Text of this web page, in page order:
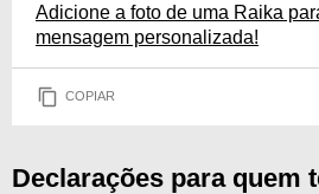
Adicione a foto de uma Raika
mensagem personalizada!
COPIAR
Declarações para quem